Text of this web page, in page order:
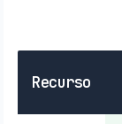
Recurso